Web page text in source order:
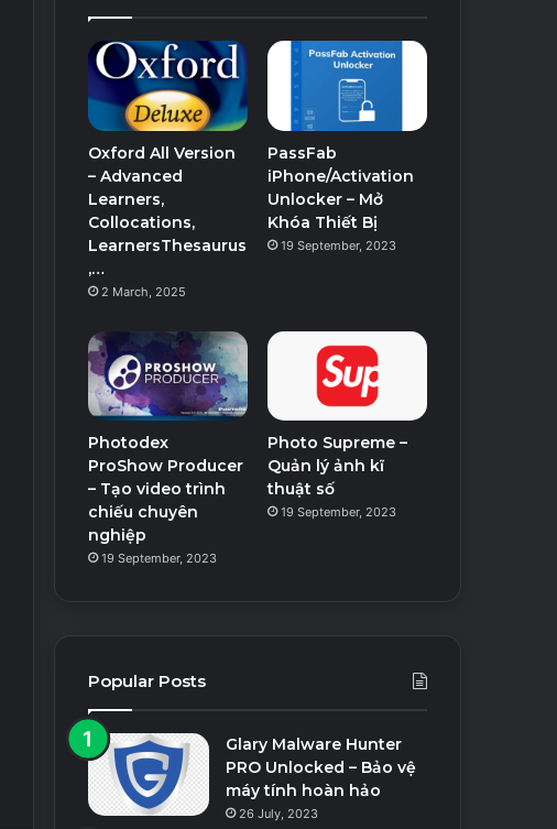
Oxford All Version
– Advanced
Learners,
Collocations,
LearnersThesaurus
,…
2 March, 2025
PassFab
iPhone/Activation
Unlocker – Mở
Khóa Thiết Bị
19 September, 2023
Photodex
ProShow Producer
– Tạo video trình
chiếu chuyên
nghiệp
19 September, 2023
Photo Supreme –
Quản lý ảnh kĩ
thuật số
19 September, 2023
Popular Posts
Glary Malware Hunter
PRO Unlocked – Bảo vệ
máy tính hoàn hảo
26 July, 2023